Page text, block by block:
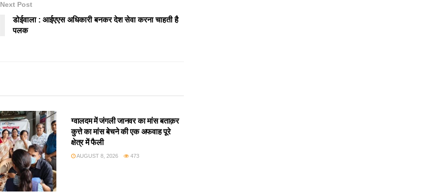
Next Post
डोईवाला : आईएएस अधिकारी बनकर देश सेवा करना चाहती है
पलक
ग्वालदम में जंगली जानवर का मांस बताक़र
कुत्ते का मांस बेचने की एक अफवाह पूरे
क्षेत्र में फैली
AUGUST 8, 2026 473